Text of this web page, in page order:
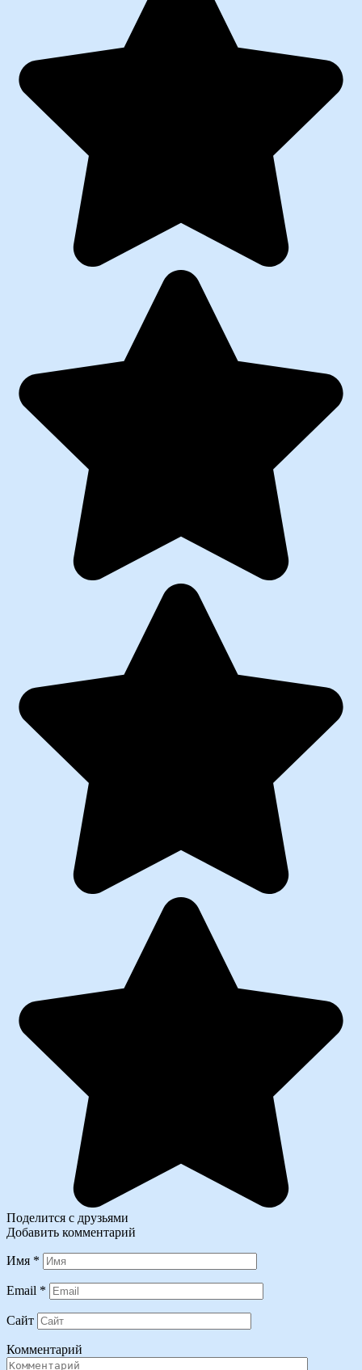
Поделится с друзьями
Добавить комментарий
Имя *
Email *
Сайт
Комментарий